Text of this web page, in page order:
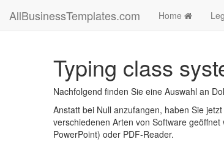
AllBusinessTemplates.com Home
Typing class
Nachfolgend finden Sie eine Auswahl an
Anstatt bei Null anzufangen, haben Sie
verschiedenen Arten von Software
PowerPoint) oder PDF-Reader.